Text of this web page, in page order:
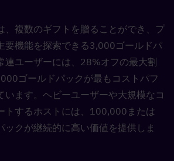
、複数のギフトを贈ることができ、プ
要機能を探索できる3,000ゴールドパ
連ユーザーには、28%オフの最大割
ゴールドパックが最もコストパフ
います。ヘビーユーザーや大規模なコ
トするホストには、100,000または
クが継続的に高い価値を提供しま